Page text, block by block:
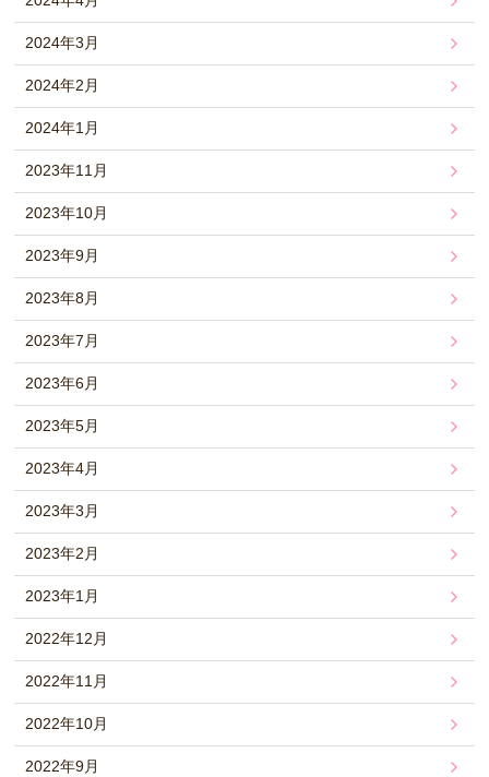
2024年3月
2024年2月
2024年1月
2023年11月
2023年10月
2023年9月
2023年8月
2023年7月
2023年6月
2023年5月
2023年4月
2023年3月
2023年2月
2023年1月
2022年12月
2022年11月
2022年10月
2022年9月